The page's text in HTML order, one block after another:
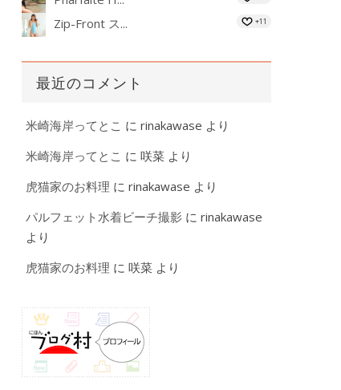
Zip-Front ス... +11
最近のコメント
米崎海岸ってとこ に rinakawase より
米崎海岸ってとこ に 咲菜 より
虎猫家のお料理 に rinakawase より
パルフェット水着ビーチ撮影 に rinakawase
より
虎猫家のお料理 に 咲菜 より